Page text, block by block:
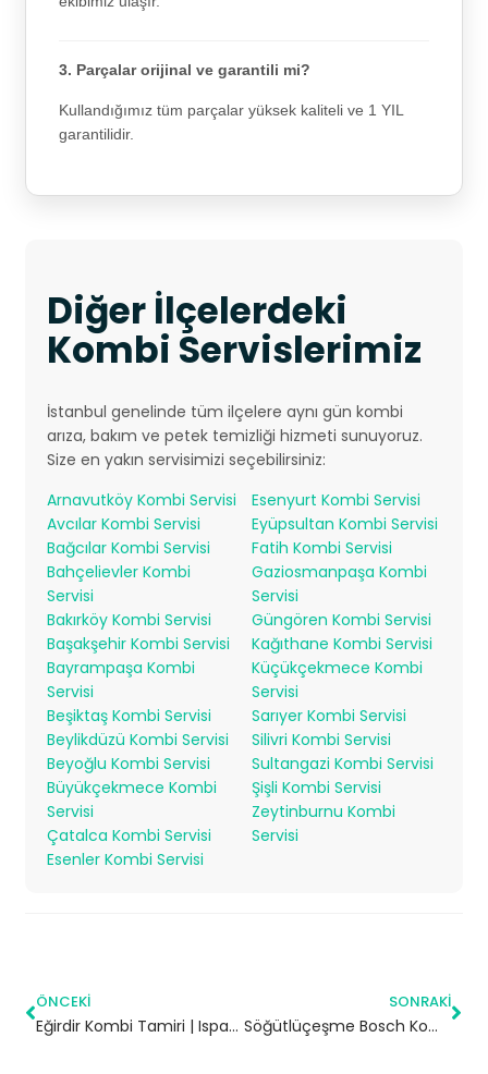
3. Parçalar orijinal ve garantili mi?
Kullandığımız tüm parçalar yüksek kaliteli ve 1 YIL
garantilidir.
Diğer İlçelerdeki
Kombi Servislerimiz
İstanbul genelinde tüm ilçelere aynı gün kombi
arıza, bakım ve petek temizliği hizmeti sunuyoruz.
Size en yakın servisimizi seçebilirsiniz:
Arnavutköy Kombi Servisi
Avcılar Kombi Servisi
Bağcılar Kombi Servisi
Bahçelievler Kombi
Servisi
Bakırköy Kombi Servisi
Başakşehir Kombi Servisi
Bayrampaşa Kombi
Servisi
Beşiktaş Kombi Servisi
Beylikdüzü Kombi Servisi
Beyoğlu Kombi Servisi
Büyükçekmece Kombi
Servisi
Çatalca Kombi Servisi
Esenler Kombi Servisi
Esenyurt Kombi Servisi
Eyüpsultan Kombi Servisi
Fatih Kombi Servisi
Gaziosmanpaşa Kombi
Servisi
Güngören Kombi Servisi
Kağıthane Kombi Servisi
Küçükçekmece Kombi
Servisi
Sarıyer Kombi Servisi
Silivri Kombi Servisi
Sultangazi Kombi Servisi
Şişli Kombi Servisi
Zeytinburnu Kombi
Servisi
ÖNCEKI
Eğirdir Kombi Tamiri | Isparta
SONRAKI
Söğütlüçeşme Bosch Kombi Servisi – Küçükçekmece Yetkili Servis